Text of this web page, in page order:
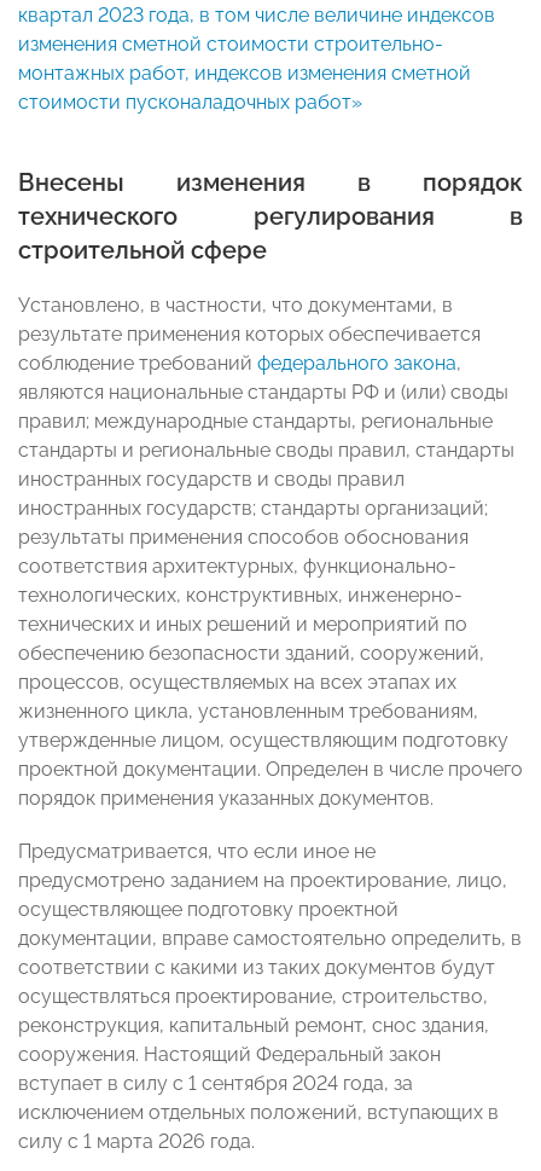
квартал 2023 года, в том числе величине индексов
изменения сметной стоимости строительно-
монтажных работ, индексов изменения сметной
стоимости пусконаладочных работ»
Внесены изменения в порядок
технического регулирования в
строительной сфере
Установлено, в частности, что документами, в
результате применения которых обеспечивается
соблюдение требований федерального закона,
являются национальные стандарты РФ и (или) своды
правил; международные стандарты, региональные
стандарты и региональные своды правил, стандарты
иностранных государств и своды правил
иностранных государств; стандарты организаций;
результаты применения способов обоснования
соответствия архитектурных, функционально-
технологических, конструктивных, инженерно-
технических и иных решений и мероприятий по
обеспечению безопасности зданий, сооружений,
процессов, осуществляемых на всех этапах их
жизненного цикла, установленным требованиям,
утвержденные лицом, осуществляющим подготовку
проектной документации. Определен в числе прочего
порядок применения указанных документов.
Предусматривается, что если иное не
предусмотрено заданием на проектирование, лицо,
осуществляющее подготовку проектной
документации, вправе самостоятельно определить, в
соответствии с какими из таких документов будут
осуществляться проектирование, строительство,
реконструкция, капитальный ремонт, снос здания,
сооружения. Настоящий Федеральный закон
вступает в силу с 1 сентября 2024 года, за
исключением отдельных положений, вступающих в
силу с 1 марта 2026 года.